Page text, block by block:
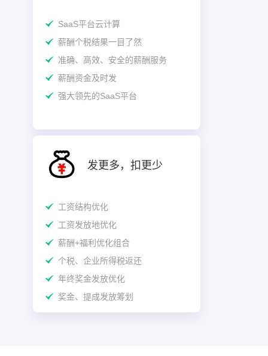
SaaS平台云计算
薪酬个税结果一目了然
准确、高效、安全的薪酬服务
薪酬资金及时发
强大领先的SaaS平台
发更多，扣更少
工资结构优化
工资发放地优化
薪酬+福利优化组合
个税、企业所得税返还
年终奖金发放优化
奖金、提成发放筹划